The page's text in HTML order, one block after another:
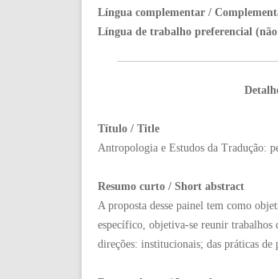
Língua complementar /
Língua de trabalho preferencial
Título / Title
Antropologia e Estudos da Tradução:
Resumo curto / Short abstract
A proposta desse painel tem como
específico, objetiva-se reunir trabalhos
direções: institucionais; das práticas de